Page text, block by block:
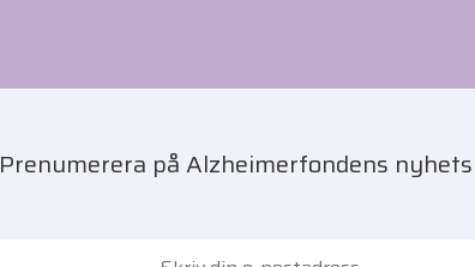
Prenumerera på Alzheimerfondens